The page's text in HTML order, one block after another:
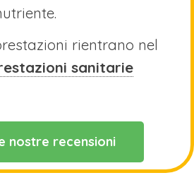
rientrano nel
sanitarie
nostre recensioni